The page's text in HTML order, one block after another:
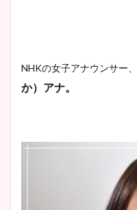
NHKの女子アナウンサー、
か）アナ。